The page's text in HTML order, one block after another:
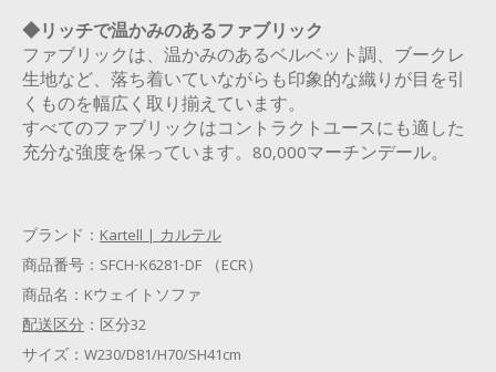
◆リッチで温かみのあるファブリック
ファブリックは、温かみのあるベルベット調、ブークレ
生地など、落ち着いていながらも印象的な織りが目を引
くものを幅広く取り揃えています。
すべてのファブリックはコントラクトユースにも適した
充分な強度を保っています。80,000マーチンデール。
ブランド： Kartell | カルテル
商品番号： SFCH-K6281-DF （ECR）
商品名： Kウェイトソファ
配送区分 ： 区分32
サイズ： W230/D81/H70/SH41cm